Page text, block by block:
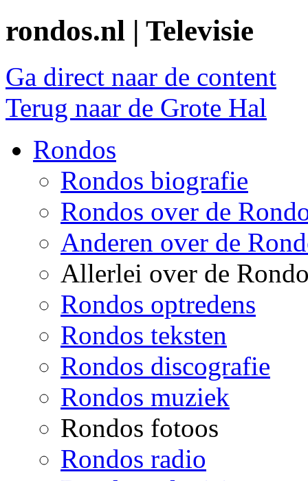
rondos.nl | Televisie
Ga direct naar de content
Terug naar de Grote Hal
Rondos
Rondos biografie
Rondos over de
Anderen over de
Allerlei over de
Rondos optredens
Rondos teksten
Rondos discografie
Rondos muziek
Rondos fotoos
Rondos radio